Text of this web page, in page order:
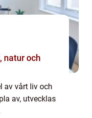
av vårt liv och
av, utvecklas